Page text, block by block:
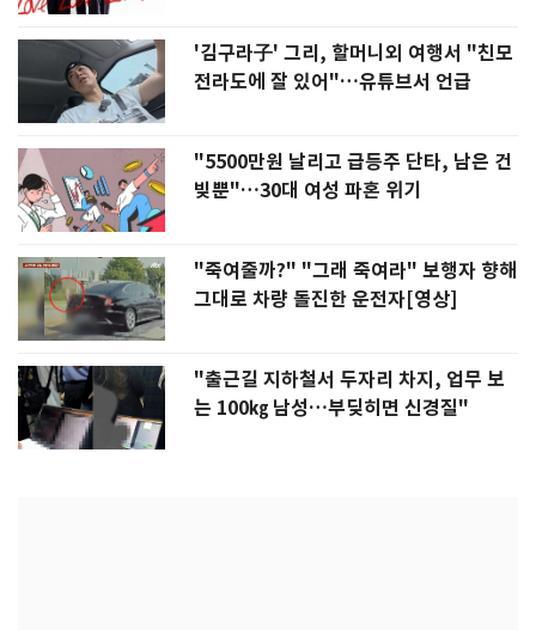
'김구라子' 그리, 할머니외 여행서 "친모
전라도에 잘 있어"…유튜브서 언급
"5500만원 날리고 급등주 단타, 남은 건
빚뿐"…30대 여성 파혼 위기
"죽여줄까?" "그래 죽여라" 보행자 향해
그대로 차량 돌진한 운전자[영상]
"출근길 지하철서 두자리 차지, 업무 보
는 100㎏ 남성…부딪히면 신경질"